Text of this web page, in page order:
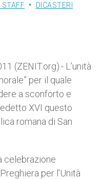
STAFF DICASTERI
(ZENIT.org).- L’unità
per il quale
a sconforto e
XVI questo
romana di San
celebrazione
per l’Unità